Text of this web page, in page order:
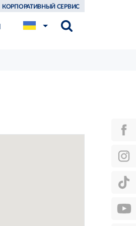
КОРПОРАТИВНЫЙ СЕРВИС